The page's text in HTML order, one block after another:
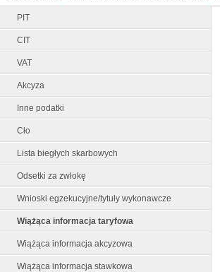
PIT
CIT
VAT
Akcyza
Inne podatki
Cło
Lista biegłych skarbowych
Odsetki za zwłokę
Wnioski egzekucyjne/tytuły wykonawcze
Wiążąca informacja taryfowa
Wiążąca informacja akcyzowa
Wiążąca informacja stawkowa